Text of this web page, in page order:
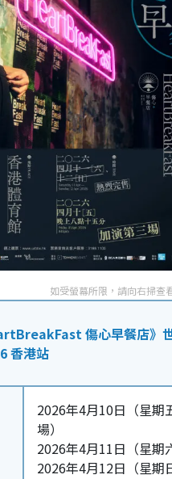
傷心早餐店》
香港站
2026年4月10日（星期
場）
2026年4月11日（星期
2026年4月12日（星期